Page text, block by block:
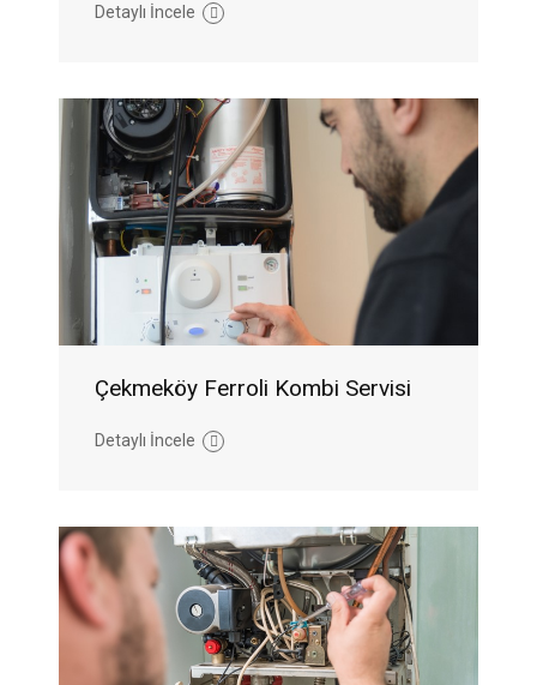
Detaylı İncele
Çekmeköy Ferroli Kombi Servisi
Detaylı İncele